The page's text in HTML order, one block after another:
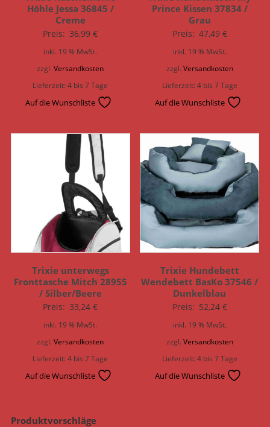
Höhle Jessa 36845 /
Creme
Preis: 36,99€
inkl. 19 % MwSt.
zzgl.Versandkosten
Lieferzeit:4 bis 7 Tage
Auf die Wunschliste
Prince Kissen 37834 /
Grau
Preis: 47,49 €
inkl. 19 % MwSt.
zzgl. Versandkosten
Lieferzeit:4 bis 7 Tage
Auf die Wunschliste
Trixie unterwegs
Fronttasche Mitch 28955
/ Silber/Beere
Preis: 33,24€
inkl. 19 % MwSt.
zzgl.Versandkosten
Lieferzeit:4 bis 7 Tage
Auf die Wunschliste
Trixie Hundebett
Wendebett BasKo 37546 /
Dunkelblau
Preis: 52,24 €
inkl. 19 % MwSt.
zzgl. Versandkosten
Lieferzeit:4 bis 7 Tage
Auf die Wunschliste
Produktvorschläge